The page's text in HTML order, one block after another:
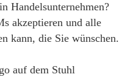
Handelsunternehmen?
akzeptieren und alle
kann, die Sie wünschen.
auf dem Stuhl